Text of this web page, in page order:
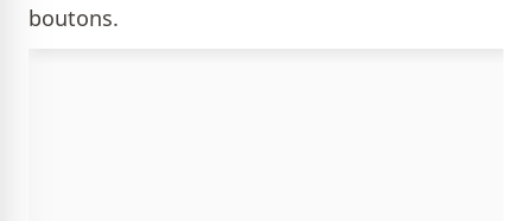
boutons.